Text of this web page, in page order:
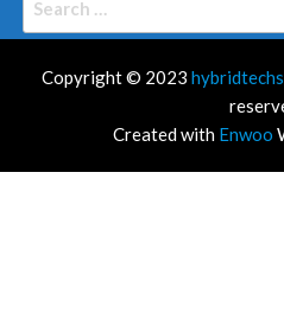
Copyright © 2023
Created with Enwoo